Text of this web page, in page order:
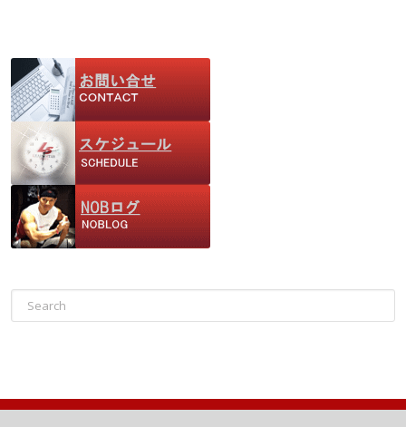
b
o
o
k
e
n
g
er
er